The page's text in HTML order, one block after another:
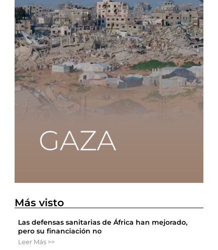
Más visto
Las defensas sanitarias de África han mejorado,
pero su financiación no
Leer Más >>